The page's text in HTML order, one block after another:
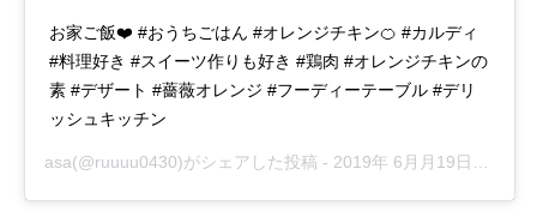
お家ご飯❤️ #おうちごはん #オレンジチキン🍊 #カルディ
#料理好き #スイーツ作りも好き #鶏肉 #オレンジチキンの
素 #デザート #薔薇オレンジ #フーディーテーブル #デリ
ッシュキッチン
asa(@ruuuu0430)がシェアした投稿 - 2019年 6月月19日午前1時47分PDT